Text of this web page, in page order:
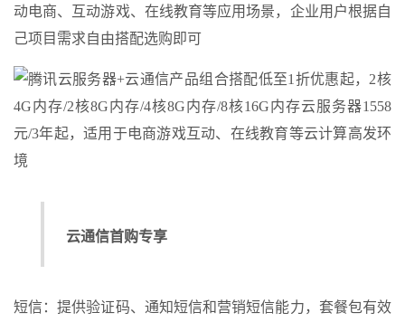
动电商、互动游戏、在线教育等应用场景，企业用户根据自
己项目需求自由搭配选购即可
云通信首购专享
短信：提供验证码、通知短信和营销短信能力，套餐包有效